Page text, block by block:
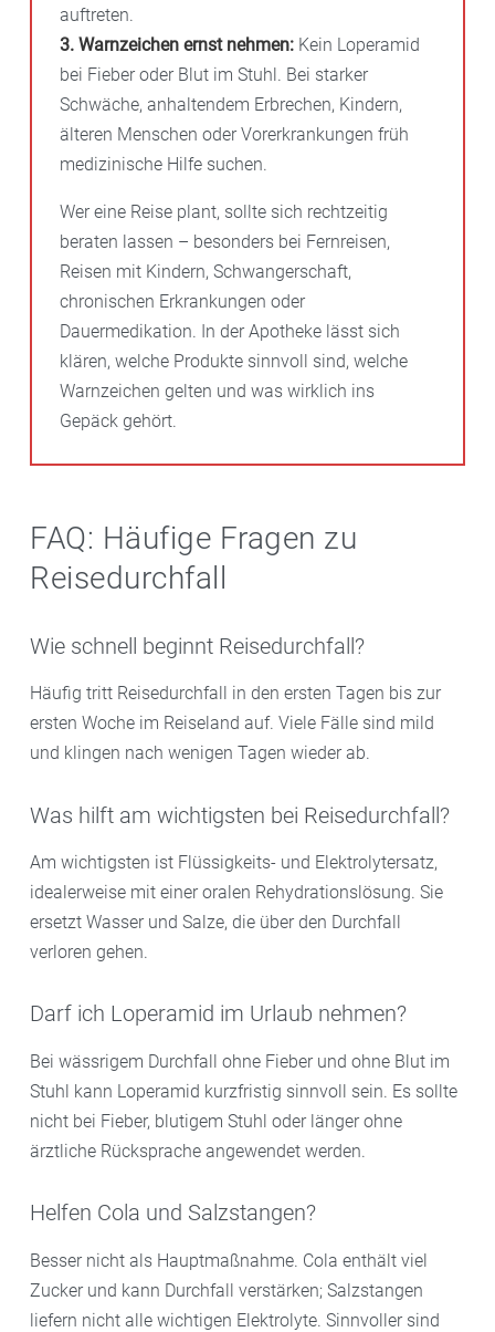
auftreten.
3. Warnzeichen ernst nehmen: Kein Loperamid
bei Fieber oder Blut im Stuhl. Bei starker
Schwäche, anhaltendem Erbrechen, Kindern,
älteren Menschen oder Vorerkrankungen früh
medizinische Hilfe suchen.
Wer eine Reise plant, sollte sich rechtzeitig
beraten lassen – besonders bei Fernreisen,
Reisen mit Kindern, Schwangerschaft,
chronischen Erkrankungen oder
Dauermedikation. In der Apotheke lässt sich
klären, welche Produkte sinnvoll sind, welche
Warnzeichen gelten und was wirklich ins
Gepäck gehört.
FAQ: Häufige Fragen zu
Reisedurchfall
Wie schnell beginnt Reisedurchfall?
Häufig tritt Reisedurchfall in den ersten Tagen bis zur
ersten Woche im Reiseland auf. Viele Fälle sind mild
und klingen nach wenigen Tagen wieder ab.
Was hilft am wichtigsten bei Reisedurchfall?
Am wichtigsten ist Flüssigkeits- und Elektrolytersatz,
idealerweise mit einer oralen Rehydrationslösung. Sie
ersetzt Wasser und Salze, die über den Durchfall
verloren gehen.
Darf ich Loperamid im Urlaub nehmen?
Bei wässrigem Durchfall ohne Fieber und ohne Blut im
Stuhl kann Loperamid kurzfristig sinnvoll sein. Es sollte
nicht bei Fieber, blutigem Stuhl oder länger ohne
ärztliche Rücksprache angewendet werden.
Helfen Cola und Salzstangen?
Besser nicht als Hauptmaßnahme. Cola enthält viel
Zucker und kann Durchfall verstärken; Salzstangen
liefern nicht alle wichtigen Elektrolyte. Sinnvoller sind